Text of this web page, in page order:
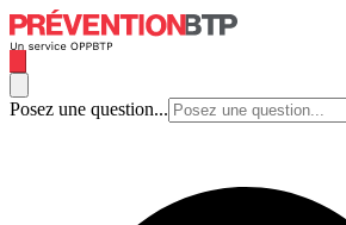
Posez une question...